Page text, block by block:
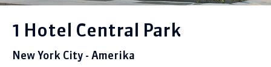
1 Hotel Central Park
New York City - Amerika